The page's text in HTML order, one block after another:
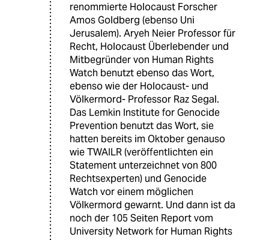
renommierte Holocaust Forscher
Amos Goldberg (ebenso Uni
Jerusalem). Aryeh Neier Professor für
Recht, Holocaust Überlebender und
Mitbegründer von Human Rights
Watch benutzt ebenso das Wort,
ebenso wie der Holocaust- und
Völkermord- Professor Raz Segal.
Das Lemkin Institute for Genocide
Prevention benutzt das Wort, sie
hatten bereits im Oktober genauso
wie TWAILR (veröffentlichten ein
Statement unterzeichnet von 800
Rechtsexperten) und Genocide
Watch vor einem möglichen
Völkermord gewarnt. Und dann ist da
noch der 105 Seiten Report vom
University Network for Human Rights